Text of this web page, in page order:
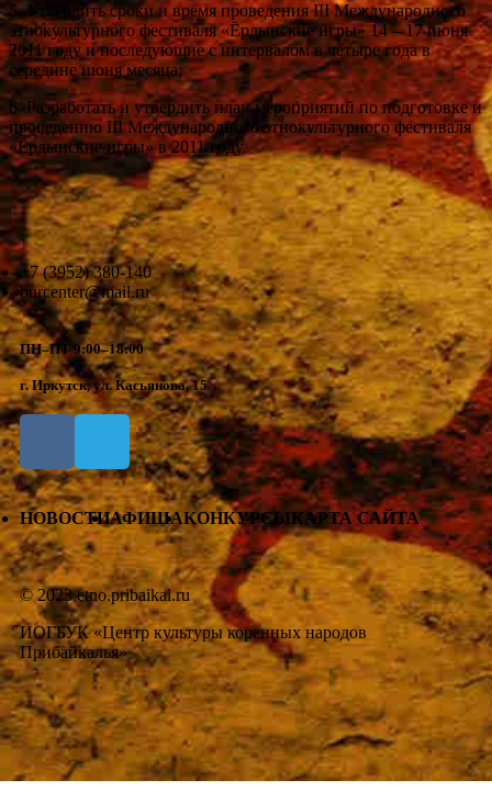
5. Утвердить сроки и время проведения III Международного
этнокультурного фестиваля «Ёрдынские игры» 14 – 17 июня
2011 году и последующие с интервалом в четыре года в
середине июня месяца;
6. Разработать и утвердить план мероприятий по подготовке и
проведению III Международного этнокультурного фестиваля
«Ёрдынские игры» в 2011 году.
+7 (3952) 380-140
burcenter@mail.ru
ПН–ПТ 9:00–18:00
г. Иркутск, ул. Касьянова, 15
НОВОСТИАФИШАКОНКУРСЫКАРТА САЙТА
© 2023 etno.pribaikal.ru
ИОГБУК «Центр культуры коренных народов
Прибайкалья»